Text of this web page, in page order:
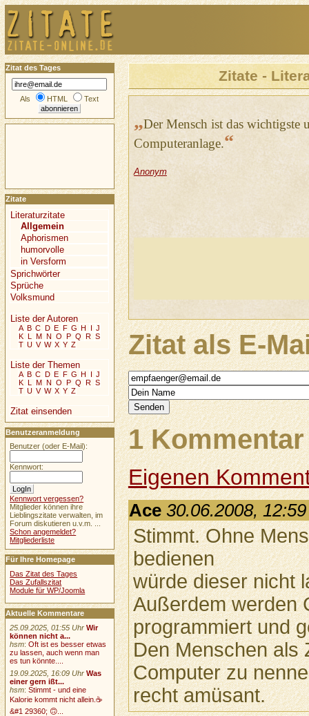
Zitate -
„Der Mensch ist das wichtigste
Computeranlage.“
Anonym
Zitat als E-
1
Eigenen
Ace 30.06.2008,
Stimmt. Ohne
bedienen
würde dieser nicht
Außerdem werden
programmiert und
Den Menschen als
Computer zu
recht amüsant.
Zitat des Tages
Als HTML Text
Zitate
Literaturzitate
Allgemein
Aphorismen
humorvolle
in Versform
Sprichwörter
Sprüche
Volksmund
Liste der Autoren
A B C D E F G H I J
K L M N O P Q R S
T U V W X Y Z
Liste der Themen
A B C D E F G H I J
K L M N O P Q R S
T U V W X Y Z
Zitat einsenden
Benutzeranmeldung
Benutzer (oder E-Mail):
Kennwort:
Kennwort vergessen?
Mitglieder können ihre
Lieblingszitate verwalten, im
Forum diskutieren u.v.m. ...
Schon angemeldet?
Mitgliederliste
Für Ihre Homepage
Das Zitat des Tages
Das Zufallszitat
Module für WP/Joomla
Aktuelle Kommentare
25.09.2025, 01:55 Uhr Wir
können nicht a...
hsm:Oft ist es besser etwas
zu lassen, auch wenn man
es tun könnte....
19.09.2025, 16:09 Uhr Was
einer gern ißt...
hsm:Stimmt - und eine
Kalorie kommt nicht allein.☕
&#1 29360; 🙃...